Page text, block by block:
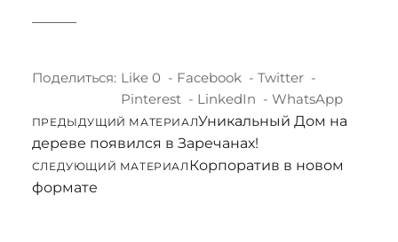
Поделиться: Like 0 Facebook
Twitter
Pinterest
LinkedIn WhatsApp
ПРЕДЫДУЩИЙ МАТЕРИАЛУникальный Дом на
дереве появился в Заречанах!
СЛЕДУЮЩИЙ МАТЕРИАЛ Корпоратив в новом
формате